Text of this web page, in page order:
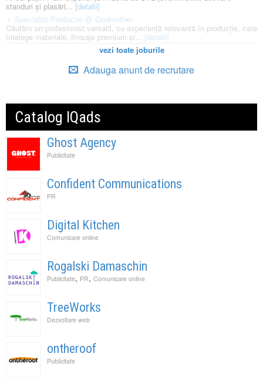
standuri și plasări... [detalii]
Specialist Productie @ Godmother
Căutăm un profesionist versatil, cu experiență relevantă în producție, care
înțelege materiale, finisaje premium și... [detalii]
vezi toate joburile
Adauga anunt de recrutare
Catalog IQads
Ghost Agency
Publicitate
Confident Communications
PR
Digital Kitchen
Comunicare online
Rogalski Damaschin
Publicitate, PR, Comunicare online
TreeWorks
Dezvoltare web
ontheroof
Publicitate